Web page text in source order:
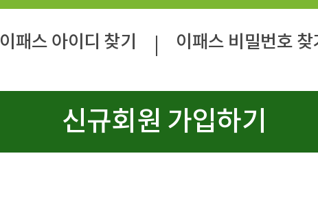
이패스 아이디 찾기 이패스 비밀번호 찾
신규회원 가입하기